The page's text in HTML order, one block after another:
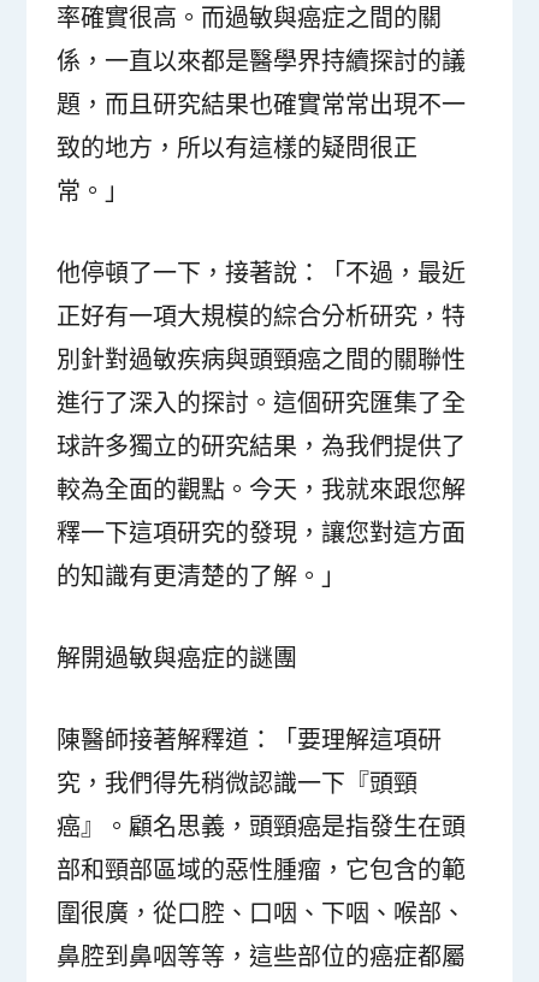
率確實很高。而過敏與癌症之間的關
係，一直以來都是醫學界持續探討的議
題，而且研究結果也確實常常出現不一
致的地方，所以有這樣的疑問很正
常。」
他停頓了一下，接著說：「不過，最近
正好有一項大規模的綜合分析研究，特
別針對過敏疾病與頭頸癌之間的關聯性
進行了深入的探討。這個研究匯集了全
球許多獨立的研究結果，為我們提供了
較為全面的觀點。今天，我就來跟您解
釋一下這項研究的發現，讓您對這方面
的知識有更清楚的了解。」
解開過敏與癌症的謎團
陳醫師接著解釋道：「要理解這項研
究，我們得先稍微認識一下『頭頸
癌』。顧名思義，頭頸癌是指發生在頭
部和頸部區域的惡性腫瘤，它包含的範
圍很廣，從口腔、口咽、下咽、喉部、
鼻腔到鼻咽等等，這些部位的癌症都屬